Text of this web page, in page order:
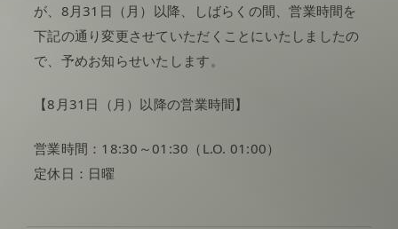
が、8月31日（月）以降、しばらくの間、営業時間を
下記の通り変更させていただくことにいたしましたの
で、予めお知らせいたします。
【8月31日（月）以降の営業時間】
営業時間：18:30～01:30（L.O. 01:00）
定休日：日曜